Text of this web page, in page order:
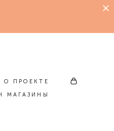
О ПРОЕКТЕ
МАГАЗИНЫ